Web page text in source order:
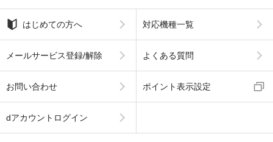
はじめての方へ 対応機種一覧
メールサービス登録/解除 よくある質問
お問い合わせ ポイント表示設定
dアカウントログイン